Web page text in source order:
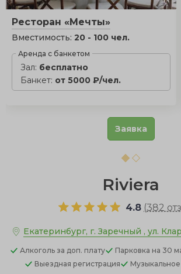
Ресторан «Мечты»
Вместимость: 20 - 100 чел.
Аренда с банкетом
Зал: бесплатно
Банкет: от 5000 ₽/чел.
Заявка
Riviera
4.8 (382
Екатеринбург, г. Заречный , ул.
Алкоголь за доп. плату Парковка на 30
Выездная регистрация